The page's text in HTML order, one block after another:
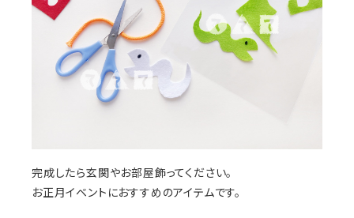
完成したら玄関やお部屋飾ってください。
お正月イベントにおすすめのアイテムです。